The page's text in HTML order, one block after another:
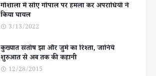
गोशाला में सोए गोपाल पर हमला कर अपराधियों ने
किया घायल
3/13/2022
कुख्यात संतोष झा और जुर्म का रिश्ता, जानिये
शुरुआत से अब तक की कहानी
12/28/2015